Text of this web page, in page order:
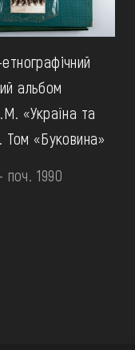
альбом
«Україна та
Том «Буковина»
поч. 1990